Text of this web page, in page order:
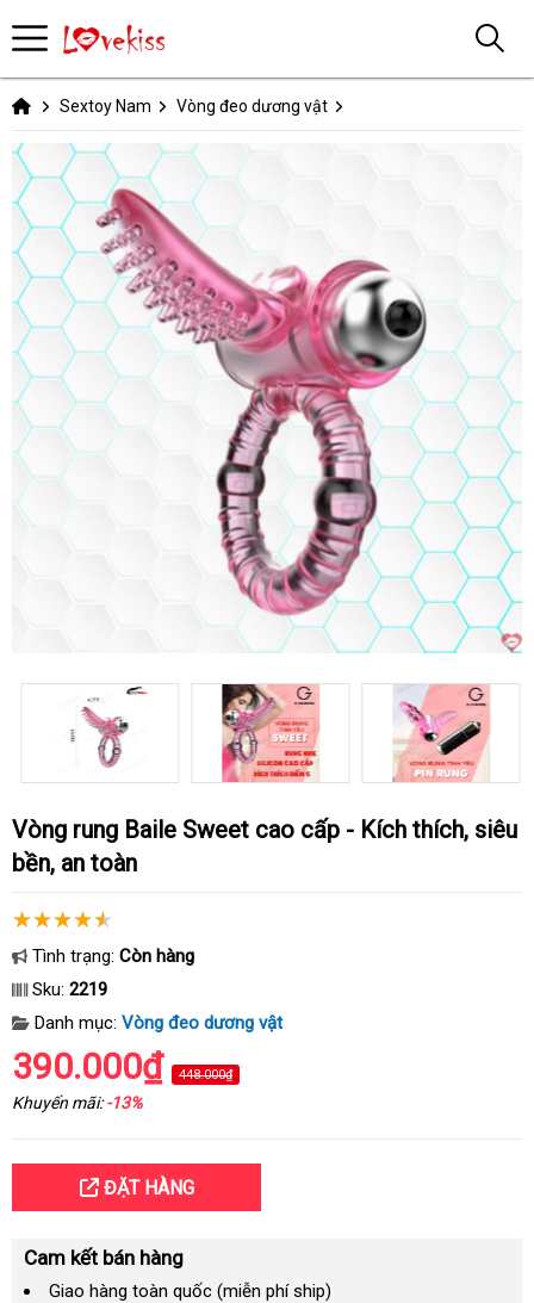
Sextoy Nam Vòng đeo dương vật
Vòng rung Baile Sweet cao cấp - Kích thích, siêu
bền, an toàn
Tình trạng: Còn hàng
Sku: 2219
Danh mục: Vòng đeo dương vật
390.000₫ 448.000₫
Khuyến mãi:-13%
ĐẶT HÀNG
Cam kết bán hàng
Giao hàng toàn quốc (miễn phí ship)